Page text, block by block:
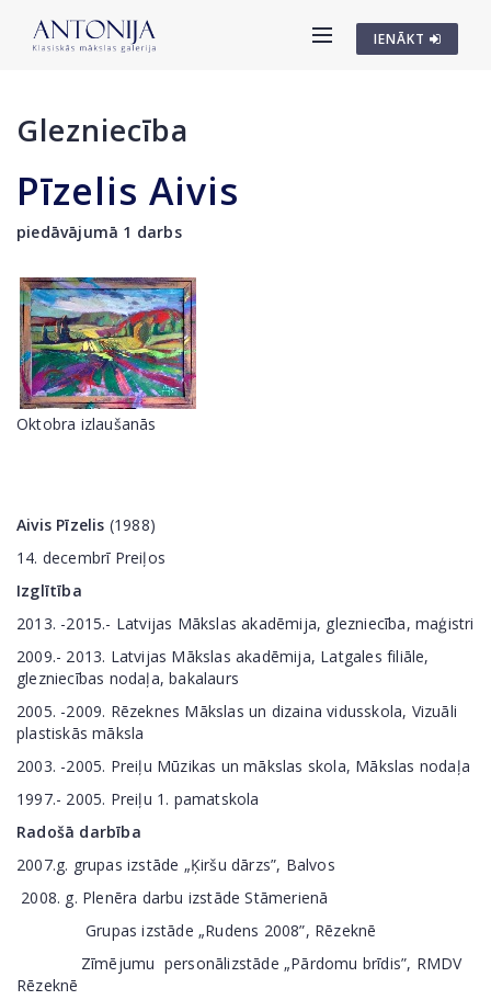
IENĀKT
Glezniecība
Pīzelis Aivis
piedāvājumā 1 darbs
Oktobra izlaušanās
Aivis Pīzelis (1988)
14. decembrī Preiļos
Izglītība
2013. -2015.- Latvijas Mākslas akadēmija, glezniecība, maģistri
2009.- 2013. Latvijas Mākslas akadēmija, Latgales filiāle,
glezniecības nodaļa, bakalaurs
2005. -2009. Rēzeknes Mākslas un dizaina vidusskola, Vizuāli
plastiskās māksla
2003. -2005. Preiļu Mūzikas un mākslas skola, Mākslas nodaļa
1997.- 2005. Preiļu 1. pamatskola
Radošā darbība
2007.g. grupas izstāde „Ķiršu dārzs”, Balvos
2008. g. Plenēra darbu izstāde Stāmerienā
Grupas izstāde „Rudens 2008”, Rēzeknē
Zīmējumu personālizstāde „Pārdomu brīdis”, RMDV
Rēzeknē